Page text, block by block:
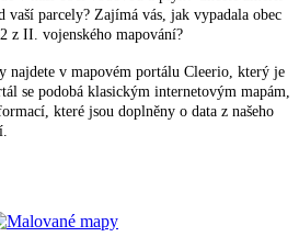
vaší parcely? Zajímá vás, jak vypadala obec
z II. vojenského mapování?
najdete v mapovém portálu Cleerio, který je
se podobá klasickým internetovým mapám,
které jsou doplněny o data z našeho